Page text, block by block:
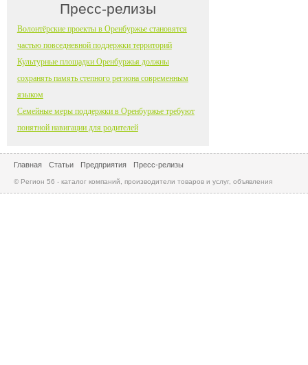
Пресс-релизы
Волонтёрские проекты в Оренбуржье становятся
частью повседневной поддержки территорий
Культурные площадки Оренбуржья должны
сохранять память степного региона современным
языком
Семейные меры поддержки в Оренбуржье требуют
понятной навигации для родителей
Главная Статьи Предприятия Пресс-релизы
© Регион 56 - каталог компаний, производители товаров и услуг, объявления